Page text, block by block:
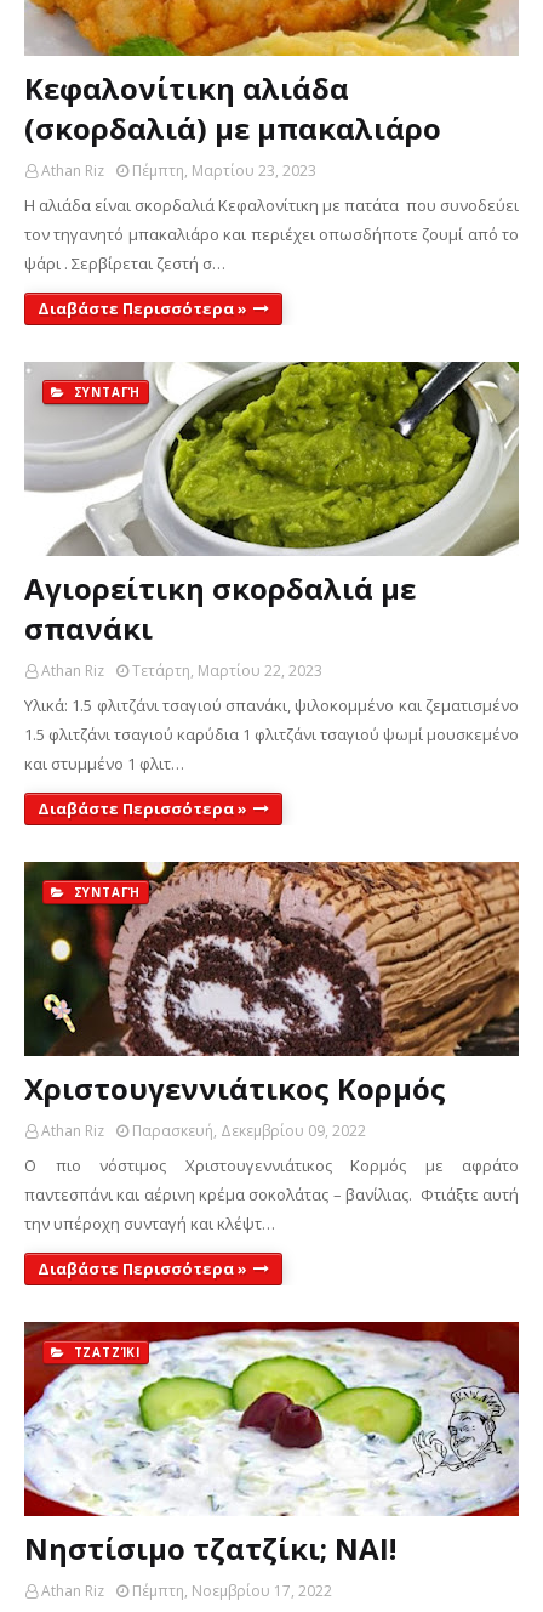
Κεφαλονίτικη αλιάδα
(σκορδαλιά) με μπακαλιάρο
Athan Riz Πέμπτη, Μαρτίου 23, 2023
Η αλιάδα είναι σκορδαλιά Κεφαλονίτικη με πατάτα που συνοδεύει
τον τηγανητό μπακαλιάρο και περιέχει οπωσδήποτε ζουμί από το
ψάρι . Σερβίρεται ζεστή σ…
Διαβάστε Περισσότερα »
ΣΥΝΤΑΓΉ
Αγιορείτικη σκορδαλιά με
σπανάκι
Athan Riz Τετάρτη, Μαρτίου 22, 2023
Υλικά: 1.5 φλιτζάνι τσαγιού σπανάκι, ψιλοκομμένο και ζεματισμένο
1.5 φλιτζάνι τσαγιού καρύδια 1 φλιτζάνι τσαγιού ψωμί μουσκεμένο
και στυμμένο 1 φλιτ…
Διαβάστε Περισσότερα »
ΣΥΝΤΑΓΉ
Χριστουγεννιάτικος Κορμός
Athan Riz Παρασκευή, Δεκεμβρίου 09, 2022
Ο πιο νόστιμος Χριστουγεννιάτικος Κορμός με αφράτο
παντεσπάνι και αέρινη κρέμα σοκολάτας – βανίλιας. Φτιάξτε αυτή
την υπέροχη συνταγή και κλέψτ…
Διαβάστε Περισσότερα »
ΤΖΑΤΖΊΚΙ
Νηστίσιμο τζατζίκι; ΝΑΙ!
Athan Riz Πέμπτη, Νοεμβρίου 17, 2022